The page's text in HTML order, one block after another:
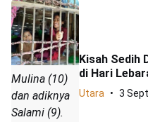
Mulina (10)
dan adiknya
Salami (9).
Kisah Sedih
di Hari
Utara 3